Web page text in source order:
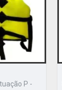
P -